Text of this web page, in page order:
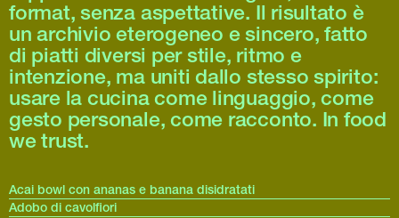
format, senza aspettative. Il risultato è
un archivio eterogeneo e sincero, fatto
di piatti diversi per stile, ritmo e
intenzione, ma uniti dallo stesso spirito:
usare la cucina come linguaggio, come
gesto personale, come racconto. In food
we trust.
Acai bowl con ananas e banana disidratati
Adobo di cavolfiori